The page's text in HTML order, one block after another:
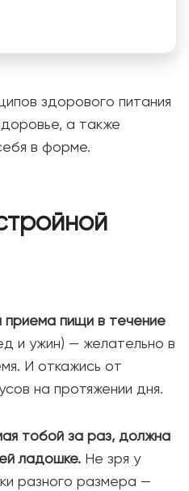
здорового питания
а также
в форме.
приема пищи в течение
и ужин) — желательно в
И откажись от
на протяжении дня.
тобой за раз, должна
ладошке. Не зря у
разного размера —